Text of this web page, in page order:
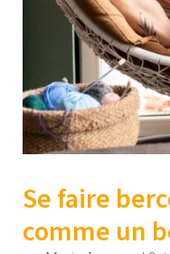
Se faire
comme un